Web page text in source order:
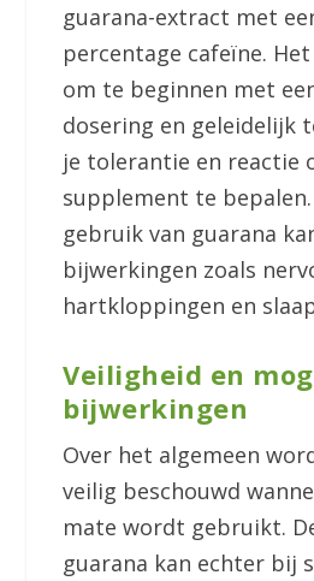
guarana-extract met
percentage cafeïne.
om te beginnen met
dosering en geleidelijk
je tolerantie en reactie
supplement te
gebruik van guarana
bijwerkingen zoals
hartkloppingen en
Veiligheid en
bijwerkingen
Over het algemeen
veilig beschouwd
mate wordt gebruikt.
guarana kan echter bij